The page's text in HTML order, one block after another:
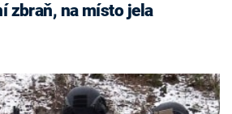
zbraň, na místo jela